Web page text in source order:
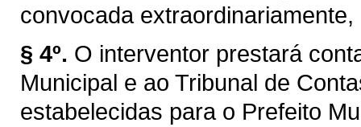
convocada
§ 4º. O interventor prestará
Municipal e ao Tribunal de
estabelecidas para o Prefeito